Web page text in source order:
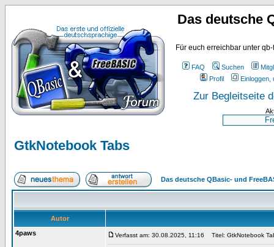
Das deutsche
Für euch erreichbar unter
FAQ Suchen
Profil
Einloggen,
Zur Begleitseite
GtkNotebook Tabs
Das deutsche QBasic- und
Autor
4paws
Verfasst am: 30.08.2025, 11:16 Titel: GtkNotebook